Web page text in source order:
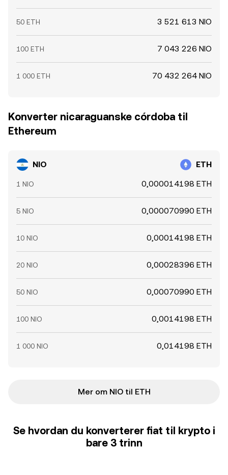
50 ETH 3 521 613 NIO
100 ETH 7 043 226 NIO
1 000 ETH 70 432 264 NIO
Konverter nicaraguanske córdoba til
Ethereum
NIO ETH
1 NIO 0,000014198 ETH
5 NIO 0,000070990 ETH
10 NIO 0,00014198 ETH
20 NIO 0,00028396 ETH
50 NIO 0,00070990 ETH
100 NIO 0,0014198 ETH
1 000 NIO 0,014198 ETH
Mer om NIO til ETH
Se hvordan du konverterer fiat til krypto i
bare 3 trinn